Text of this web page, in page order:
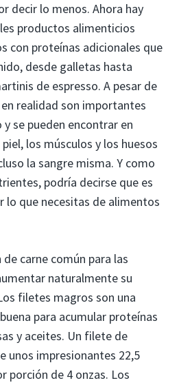
decir lo menos. Ahora hay
productos alimenticios
con proteínas adicionales que
desde galletas hasta
de espresso. A pesar de
realidad son importantes
se pueden encontrar en
los músculos y los huesos
la sangre misma. Y como
podría decirse que es
lo que necesitas de alimentos
carne común para las
naturalmente su
filetes magros son una
para acumular proteínas
y aceites. Un filete de
unos impresionantes 22,5
porción de 4 onzas. Los